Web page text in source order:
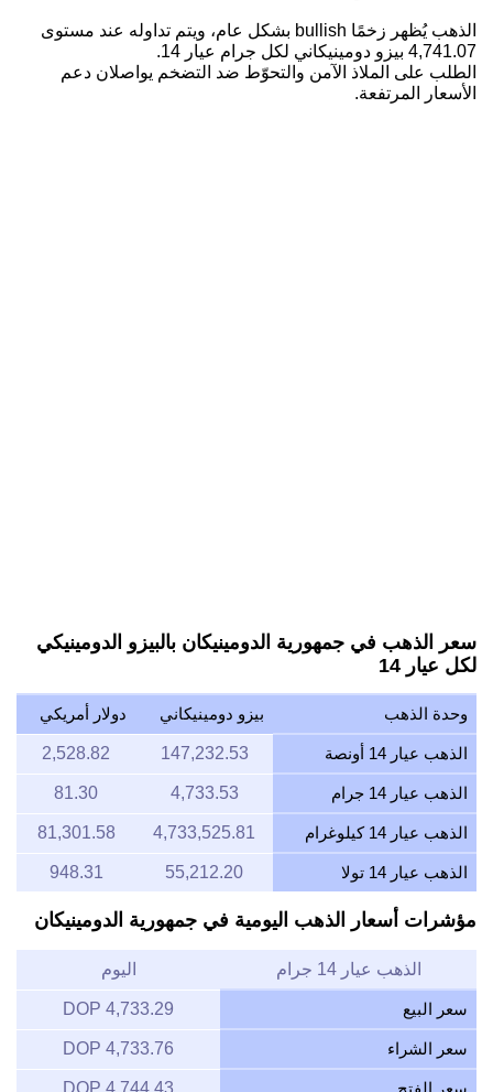
الذهب يُظهر زخمًا bullish بشكل عام، ويتم تداوله عند مستوى
4,741.07 بيزو دومينيكاني لكل جرام عيار 14.
الطلب على الملاذ الآمن والتحوّط ضد التضخم يواصلان دعم
الأسعار المرتفعة.
سعر الذهب في جمهورية الدومينيكان بالبيزو الدومينيكي
لكل عيار 14
وحدة الذهب بيزو دومينيكاني دولار أمريكي
الذهب عيار 14 أونصة 147,232.53
2,528.82
الذهب عيار 14 جرام 4,733.53
81.30
الذهب عيار 14 كيلوغرام 4,733,525.81
81,301.58
الذهب عيار 14 تولا 55,212.20
948.31
مؤشرات أسعار الذهب اليومية في جمهورية الدومينيكان
الذهب عيار 14 جرام اليوم
سعر البيع 4,733.29 DOP
سعر الشراء 4,733.76 DOP
سعر الفتح 4,744.43 DOP